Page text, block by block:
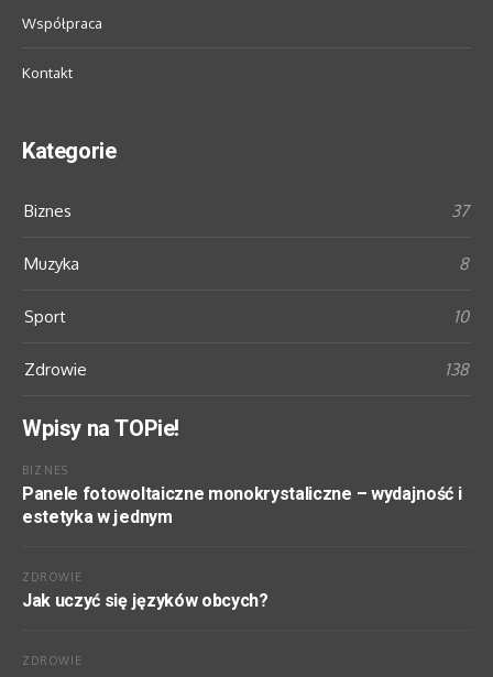
Współpraca
Kontakt
Kategorie
Biznes 37
Muzyka 8
Sport 10
Zdrowie 138
Wpisy na TOPie!
BIZNES
Panele fotowoltaiczne monokrystaliczne – wydajność i
estetyka w jednym
ZDROWIE
Jak uczyć się języków obcych?
ZDROWIE